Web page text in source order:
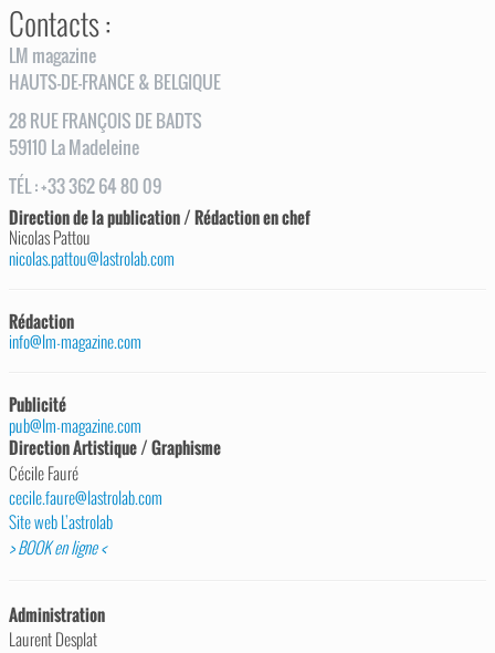
Contacts :
LM magazine
HAUTS-DE-FRANCE & BELGIQUE
28RUEFRANÇOIS DE BADTS
59110 La Madeleine
TÉL:+33 362 64 80 09
Direction de la publication / Rédaction en chef
Nicolas Pattou
nicolas.pattou@lastrolab.com
Rédaction
info@lm-magazine.com
Publicité
pub@lm-magazine.com
Direction Artistique / Graphisme
Cécile Fauré
cecile.faure@lastrolab.com
Site web L’astrolab
> BOOK en ligne <
Administration
Laurent Desplat